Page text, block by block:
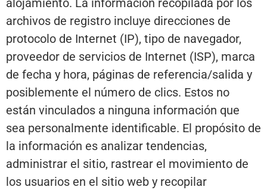
alojamiento. La información recopilada por los
archivos de registro incluye direcciones de
protocolo de Internet (IP), tipo de navegador,
proveedor de servicios de Internet (ISP), marca
de fecha y hora, páginas de referencia/salida y
posiblemente el número de clics. Estos no
están vinculados a ninguna información que
sea personalmente identificable. El propósito de
la información es analizar tendencias,
administrar el sitio, rastrear el movimiento de
los usuarios en el sitio web y recopilar